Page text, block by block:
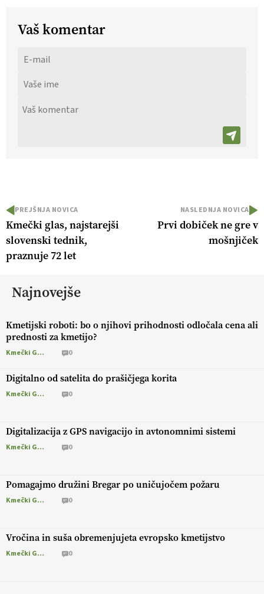
Vaš komentar
PREJŠNJA NOVICA
Kmečki glas, najstarejši
slovenski tednik,
praznuje 72 let
NASLEDNJA NOVICA
Prvi dobiček ne gre v
mošnjiček
Najnovejše
Kmetijski roboti: bo o njihovi prihodnosti odločala cena ali
prednosti za kmetijo?
Kmečki Glas 0
Digitalno od satelita do prašičjega korita
Kmečki Glas 0
Digitalizacija z GPS navigacijo in avtonomnimi sistemi
Kmečki Glas 0
Pomagajmo družini Bregar po uničujočem požaru
Kmečki Glas 0
Vročina in suša obremenjujeta evropsko kmetijstvo
Kmečki Glas 0